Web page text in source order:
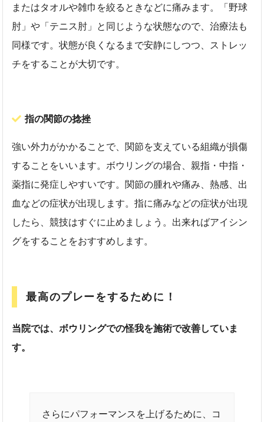
またはタオルや雑巾を絞るときなどに痛みます。「野球
肘」や「テニス肘」と同じような状態なので、治療法も
同様です。状態が良くなるまで安静にしつつ、ストレッ
チをすることが大切です。
指の関節の捻挫
強い外力がかかることで、関節を支えている組織が損傷
することをいいます。ボウリングの場合、親指・中指・
薬指に発症しやすいです。関節の腫れや痛み、熱感、出
血などの症状が出現します。指に痛みなどの症状が出現
したら、競技はすぐに止めましょう。出来ればアイシン
グをすることをおすすめします。
最高のプレーをするために！
当院では、ボウリングでの怪我を施術で改善していま
す。
さらにパフォーマンスを上げるために、コ